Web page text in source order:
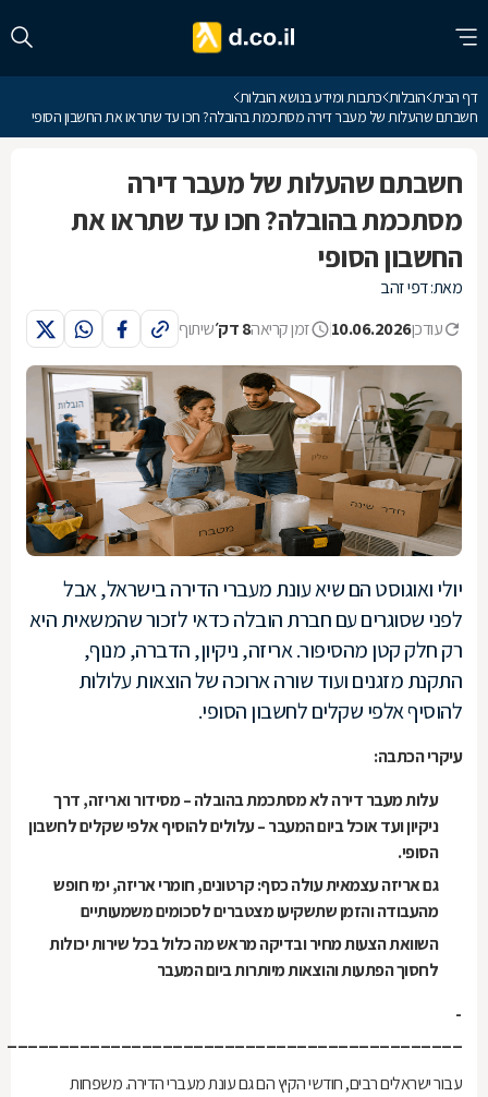
דף הבית הובלות כתבות ומידע בנושא הובלות
חשבתם שהעלות של מעבר דירה מסתכמת בהובלה? חכו עד שתראו את החשבון הסופי
חשבתם שהעלות של מעבר דירה
מסתכמת בהובלה? חכו עד שתראו את
החשבון הסופי
מאת: דפי זהב
עודכן10.06.2026 זמן קריאה8 דק׳ שיתוף
יולי ואוגוסט הם שיא עונת מעברי הדירה בישראל, אבל
לפני שסוגרים עם חברת הובלה כדאי לזכור שהמשאית היא
רק חלק קטן מהסיפור. אריזה, ניקיון, הדברה, מנוף,
התקנת מזגנים ועוד שורה ארוכה של הוצאות עלולות
להוסיף אלפי שקלים לחשבון הסופי.
עיקרי הכתבה:
עלות מעבר דירה לא מסתכמת בהובלה – מסידור ואריזה, דרך
ניקיון ועד אוכל ביום המעבר – עלולים להוסיף אלפי שקלים לחשבון
הסופי.
גם אריזה עצמאית עולה כסף: קרטונים, חומרי אריזה, ימי חופש
מהעבודה והזמן שתשקיעו מצטברים לסכומים משמעותיים
השוואת הצעות מחיר ובדיקה מראש מה כלול בכל שירות יכולות
לחסוך הפתעות והוצאות מיותרות ביום המעבר
­­­­­­­­­­­­­­­­­
עבור ישראלים רבים, חודשי הקיץ הם גם עונת מעברי הדירה. משפחות